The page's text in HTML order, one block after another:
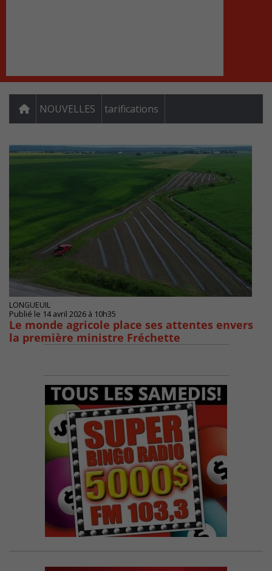
NOUVELLES tarifications
LONGUEUIL
Publié le 14 avril 2026 à 10h35
Le monde agricole place ses attentes envers
la première ministre Fréchette